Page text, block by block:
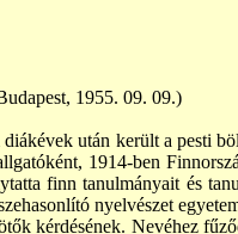
1955. 09. 09.)
után került a pesti
1914-ben
finn tanulmányait és
nyelvészet
kérdésének. Nevéhez